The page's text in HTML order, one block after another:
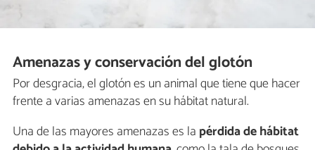
Amenazas y conservación del glotón
Por desgracia, el glotón es un animal que tiene que hacer
frente a varias amenazas en su hábitat natural.
Una de las mayores amenazas es la pérdida de hábitat